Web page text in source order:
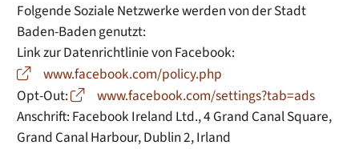
Folgende Soziale Netzwerke werden von der Stadt
Baden-Baden genutzt:
Link zur Datenrichtlinie von Facebook:
www.facebook.com/policy.php
Opt-Out:
www.facebook.com/settings?tab=ads
Anschrift: Facebook Ireland Ltd., 4 Grand Canal Square,
Grand Canal Harbour, Dublin 2, Irland